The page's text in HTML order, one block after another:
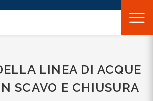
LINEA DI ACQUE
SCAVO E CHIUSURA